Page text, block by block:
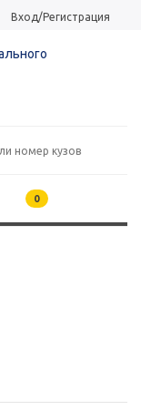
Вход/Регистрация
0